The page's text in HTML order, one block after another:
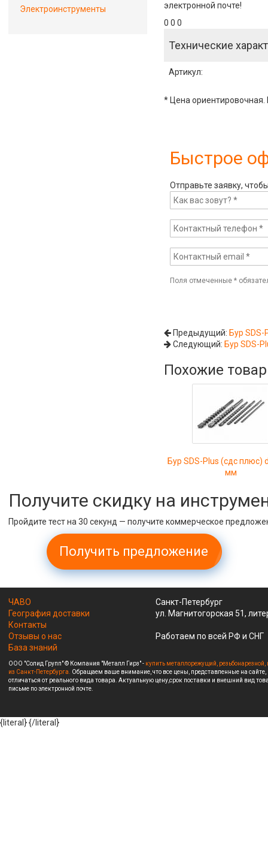
электронной почте!
0 0 0
Технические
Артикул:
* Цена ориентировочная.
Быстрое
Отправьте заявку,
Поля отмеченные*
Предыдущий: Бур
Следующий: Бур SDS-
Похожие
Бур SDS-Plus (сдс плюс)
мм
Электроинструменты
Получите скидку на
Пройдите тест на 30 секунд — получите коммерческое
Получить предложение
ЧАВО
География доставки
Контакты
Отзывы о нас
База знаний
Санкт-Петербург
ул. Магнитогорская 51,
Работаем по всей РФ и СНГ
ООО "Солид Групп" © Компания "Металл Гирз" - купить металлорежущий,
из Санкт-Петербурга. Обращаем ваше внимание, что все цены, представленные на
отличаться от реального вида товара. Актуальную цену,срок поставки и внешний вид
письме по электронной почте.
{literal}{/literal}